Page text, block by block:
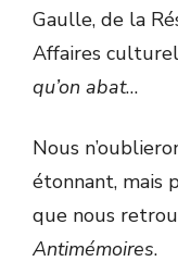
Gaulle, de la
Affaires
qu’on abat…
Nous
étonnant, mais
que nous
Antimémoires.